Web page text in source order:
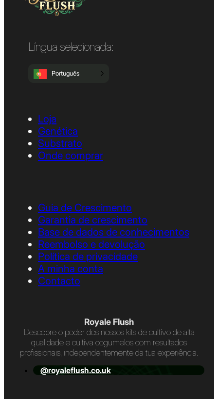
Loja
Genética
Substrato
Onde comprar
Língua selecionada:
Português
Guia de Crescimento
Garantia de crescimento
Base de dados de conhecimentos
Reembolso e devolução
Política de privacidade
A minha conta
Contacto
Royale Flush
Descobre o poder dos nossos kits de cultivo de alta
qualidade e cultiva cogumelos com resultados
profissionais, independentemente da tua experiência.
@royaleflush.co.uk